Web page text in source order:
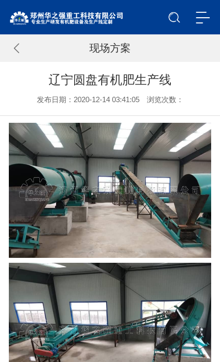
现场方案
辽宁圆盘有机肥生产线
发布日期：2020-12-14 03:41:05 浏览次数：